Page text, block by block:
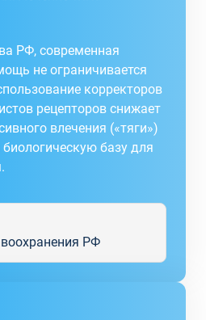
РФ, современная
не ограничивается
корректоров
рецепторов снижает
влечения («тяги»)
базу для
РФ